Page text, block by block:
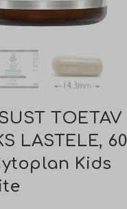
TOETAV
LASTELE, 60
Kids